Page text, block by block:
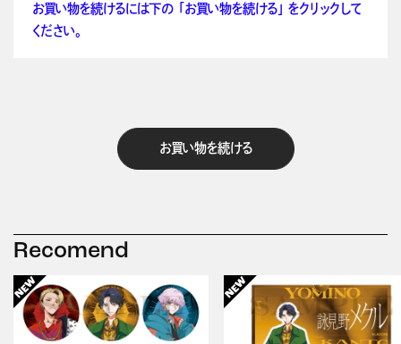
お買い物を続けるには下の 「お買い物を続ける」 をクリックして
ください。
お買い物を続ける
Recomend